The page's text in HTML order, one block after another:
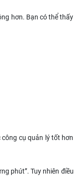
hơn. Bạn có thể thấy
cụ quản lý tốt hơn
phút”. Tuy nhiên điều